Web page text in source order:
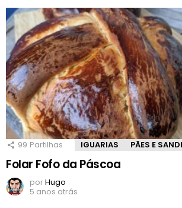
99 Partilhas IGUARIAS PÃES E
Folar Fofo da Páscoa
porHugo
5 anos atrás